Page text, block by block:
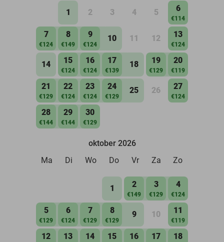
1 2 3 4 5 6
€114
7
€124
8
€149
9
€124
10 11 12 13
€124
14 15
€124
16
€124
17
€139
18 19
€129
20
€119
21
€129
22
€124
23
€124
24
€129
25 26 27
€124
28
€144
29
€144
30
€129
oktober 2026
Ma
Di Wo Do Vr Za Zo
1 2
€149
3
€129
4
€124
5
€129
6
€124
7
€129
8
€129
9 10 11
€119
12 13 14 15 16 17 18